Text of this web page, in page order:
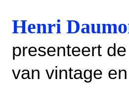
Henri
presenteert
van vintage en